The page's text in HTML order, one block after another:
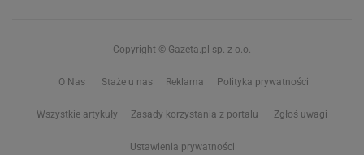
Copyright © Gazeta.pl sp. z o.o.
O Nas Staże u nas Reklama Polityka prywatności
Wszystkie artykuły Zasady korzystania z portalu Zgłoś uwagi
Ustawienia prywatności